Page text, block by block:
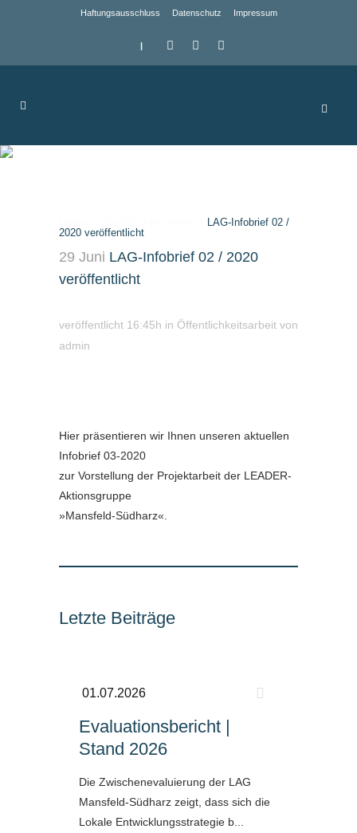
Haftungsausschluss Datenschutz Impressum
|
LAG-Infobrief 02 /
2020 veröffentlicht
29 Juni LAG-Infobrief 02 / 2020
veröffentlicht
veröffentlicht 16:45h in Öffentlichkeitsarbeit von
admin
Hier präsentieren wir Ihnen unseren aktuellen
Infobrief 03-2020
zur Vorstellung der Projektarbeit der LEADER-
Aktionsgruppe
»Mansfeld-Südharz«.
Letzte Beiträge
01.07.2026
Evaluationsbericht |
Stand 2026
Die Zwischenevaluierung der LAG
Mansfeld-Südharz zeigt, dass sich die
Lokale Entwicklungsstrategie b...